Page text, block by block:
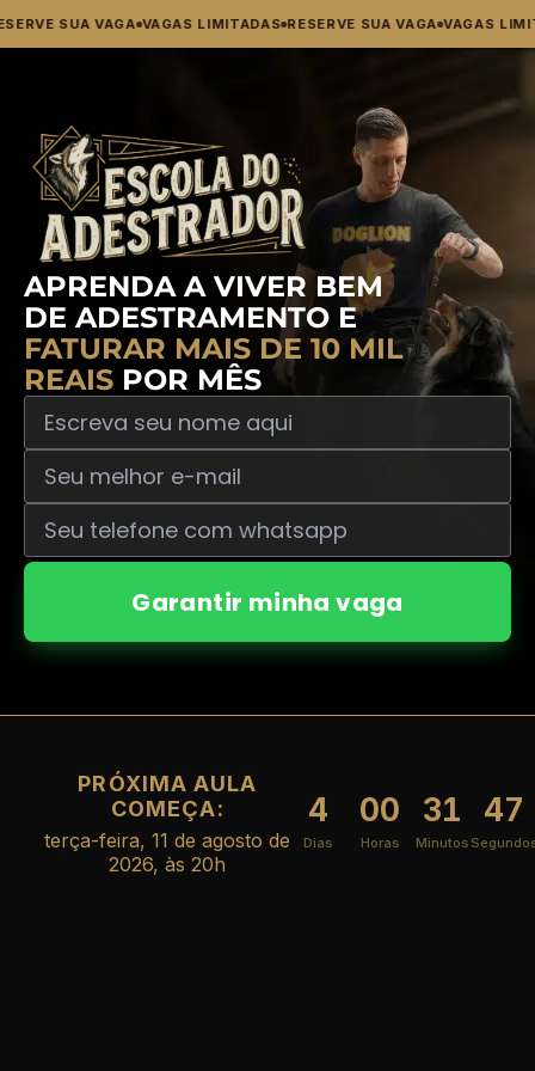
SUA VAGA VAGAS LIMITADAS RESERVE SUA VAGA VAGAS
APRENDA A VIVER BEM
DE ADESTRAMENTO E
FATURAR MAIS DE 10 MIL
REAIS POR MÊS
Garantir minha vaga
PRÓXIMA AULA
COMEÇA:
terça-feira, 11 de agosto de
2026, às 20h
4
Dias
00
Horas
31
Minutos
47